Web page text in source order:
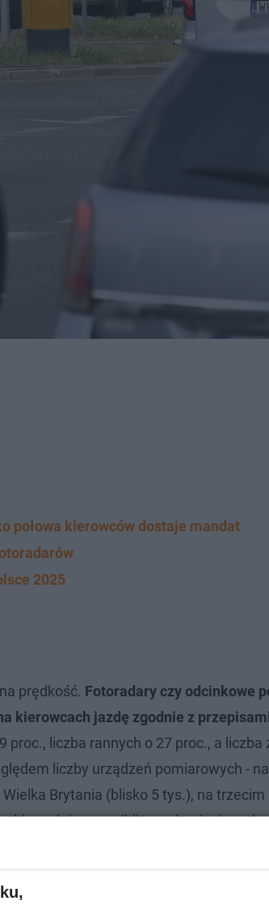
połowa kierowców dostaje mandat
2025
prędkość. Fotoradary czy odcinkowe
kierowcach jazdę zgodnie z
proc., liczba rannych o 27 proc., a
liczby urządzeń pomiarowych -
Brytania (blisko 5 tys.), na
rośnie - w najbliższych miesiącach